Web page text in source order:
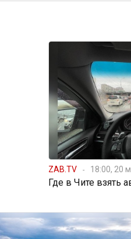
ZAB.TV 18:00, 20
Где в Чите взять